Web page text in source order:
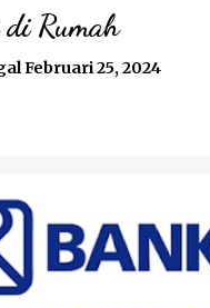
Rumah
Februari 25, 2024